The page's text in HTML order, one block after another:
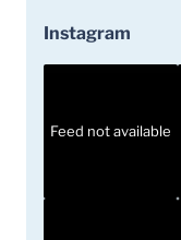
Instagram
Feed not available